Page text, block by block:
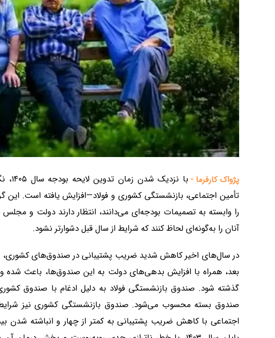
پژواک کارفرما -
با
تأمین اجتماعی، بازنشستگی کشوری و فولاد—افزایش یافته است.
را وابسته به تصمیمات بودجه‌ای می‌دانند، انتظار دارند دولت و
آنان را به‌گونه‌ای لحاظ کنند که شرایط از سال قبل دشوارتر نشود.
بعد، همراه با افزایش بدهی‌های دولت به این صندوق‌ها، باعث شده
گذشته شود. صندوق بازنشستگی فولاد به دلیل ادغام با صندوق
صندوق بسته محسوب می‌شود. صندوق بازنشستگی کشوری نیز